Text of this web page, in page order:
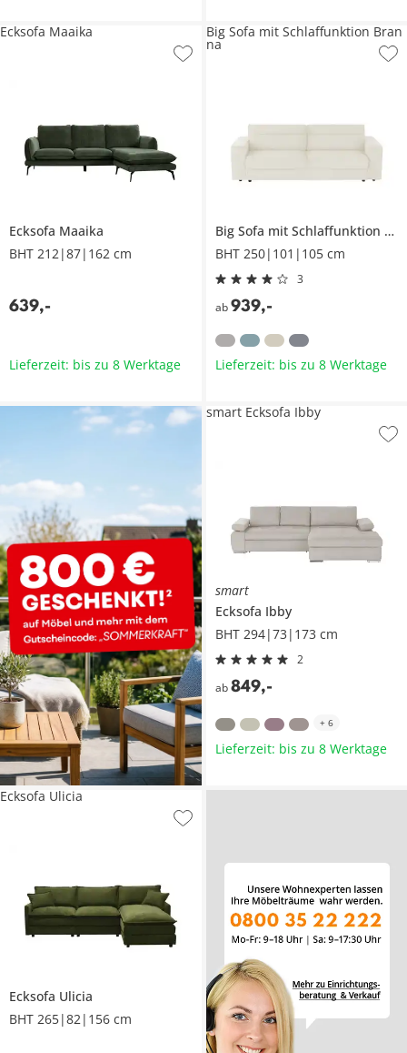
Ecksofa Maaika
BHT 212|87|162 cm
639,-
Ecksofa Maaika
Lieferzeit: bis zu 8 Werktage
Big Sofa mit Schlaffunktion
BHT 250|101|105 cm
3
ab 939,-
Big Sofa mit Schlaffunktion Bran
na
Lieferzeit: bis zu 8 Werktage
smart
Ecksofa Ibby
BHT 294|73|173 cm
2
ab 849,-
smart Ecksofa Ibby
+ 6
Lieferzeit: bis zu 8 Werktage
Ecksofa Ulicia
BHT 265|82|156 cm
Ecksofa Ulicia